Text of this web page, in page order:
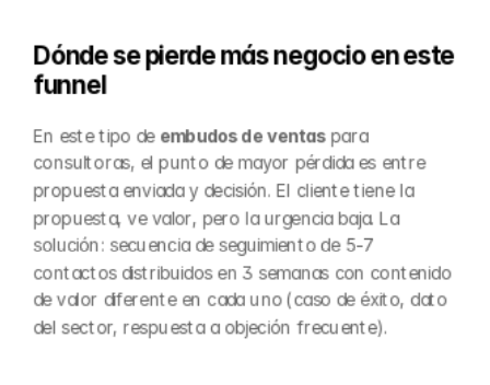
Dónde se pierde más negocio en este
funnel
En este tipo de embudos de ventas para
consultoras, el punto de mayor pérdida es entre
propuesta enviada y decisión. El cliente tiene la
propuesta, ve valor, pero la urgencia baja. La
solución: secuencia de seguimiento de 5-7
contactos distribuidos en 3 semanas con contenido
de valor diferente en cada uno (caso de éxito, dato
del sector, respuesta a objeción frecuente).